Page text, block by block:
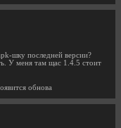
шку последней версии?
У меня там щас 1.4.5 стоит
обнова